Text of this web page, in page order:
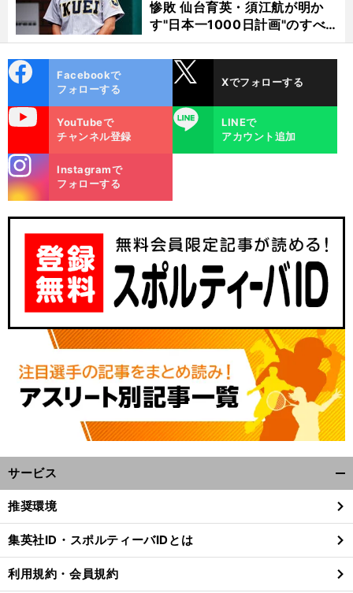
年の再現 。
ロイヤルズが勝てば阪神も勝つ
惨敗 仙台育英・須江航が明か
す"日本一1000日計画"のすべ
て
ok
Facebookで
フォローする
Xでフォローする
YouTubeで
チャンネル登録
LINE
LINEで
アカウント追加
m
Instagramで
フォローする
サービス
閉
る
推奨環境
集英社ID・スポルティーバIDとは
利用規約・会員規約